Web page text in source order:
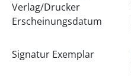
Verlag/Drucker
Erscheinungsdatum
Signatur Exemplar